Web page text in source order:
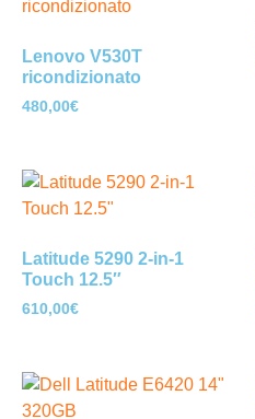
Lenovo V530T
ricondizionato
480,00€
Latitude 5290 2-in-1
Touch 12.5″
610,00€